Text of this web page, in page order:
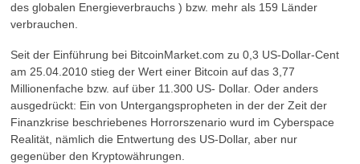
des globalen Energieverbrauchs ) bzw. mehr als 159 Länder
verbrauchen.
Seit der Einführung bei BitcoinMarket.com zu 0,3 US-Dollar-Cent
am 25.04.2010 stieg der Wert einer Bitcoin auf das 3,77
Millionenfache bzw. auf über 11.300 US- Dollar. Oder anders
ausgedrückt: Ein von Untergangspropheten in der der Zeit der
Finanzkrise beschriebenes Horrorszenario wurd im Cyberspace
Realität, nämlich die Entwertung des US-Dollar, aber nur
gegenüber den Kryptowährungen.